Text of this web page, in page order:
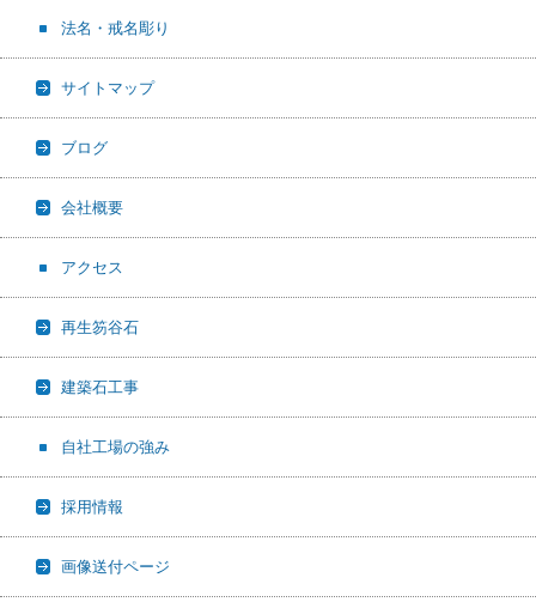
法名・戒名彫り
サイトマップ
ブログ
会社概要
アクセス
再生笏谷石
建築石工事
自社工場の強み
採用情報
画像送付ページ